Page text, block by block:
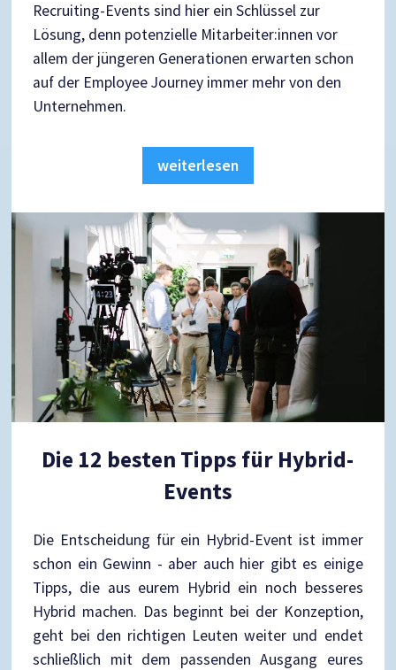
Recruiting-Events sind hier ein Schlüssel zur
Lösung, denn potenzielle Mitarbeiter:innen vor
allem der jüngeren Generationen erwarten schon
auf der Employee Journey immer mehr von den
Unternehmen.
weiterlesen
Die 12 besten Tipps für Hybrid-
Events
Die Entscheidung für ein Hybrid-Event ist immer
schon ein Gewinn - aber auch hier gibt es einige
Tipps, die aus eurem Hybrid ein noch besseres
Hybrid machen. Das beginnt bei der Konzeption,
geht bei den richtigen Leuten weiter und endet
schließlich mit dem passenden Ausgang eures